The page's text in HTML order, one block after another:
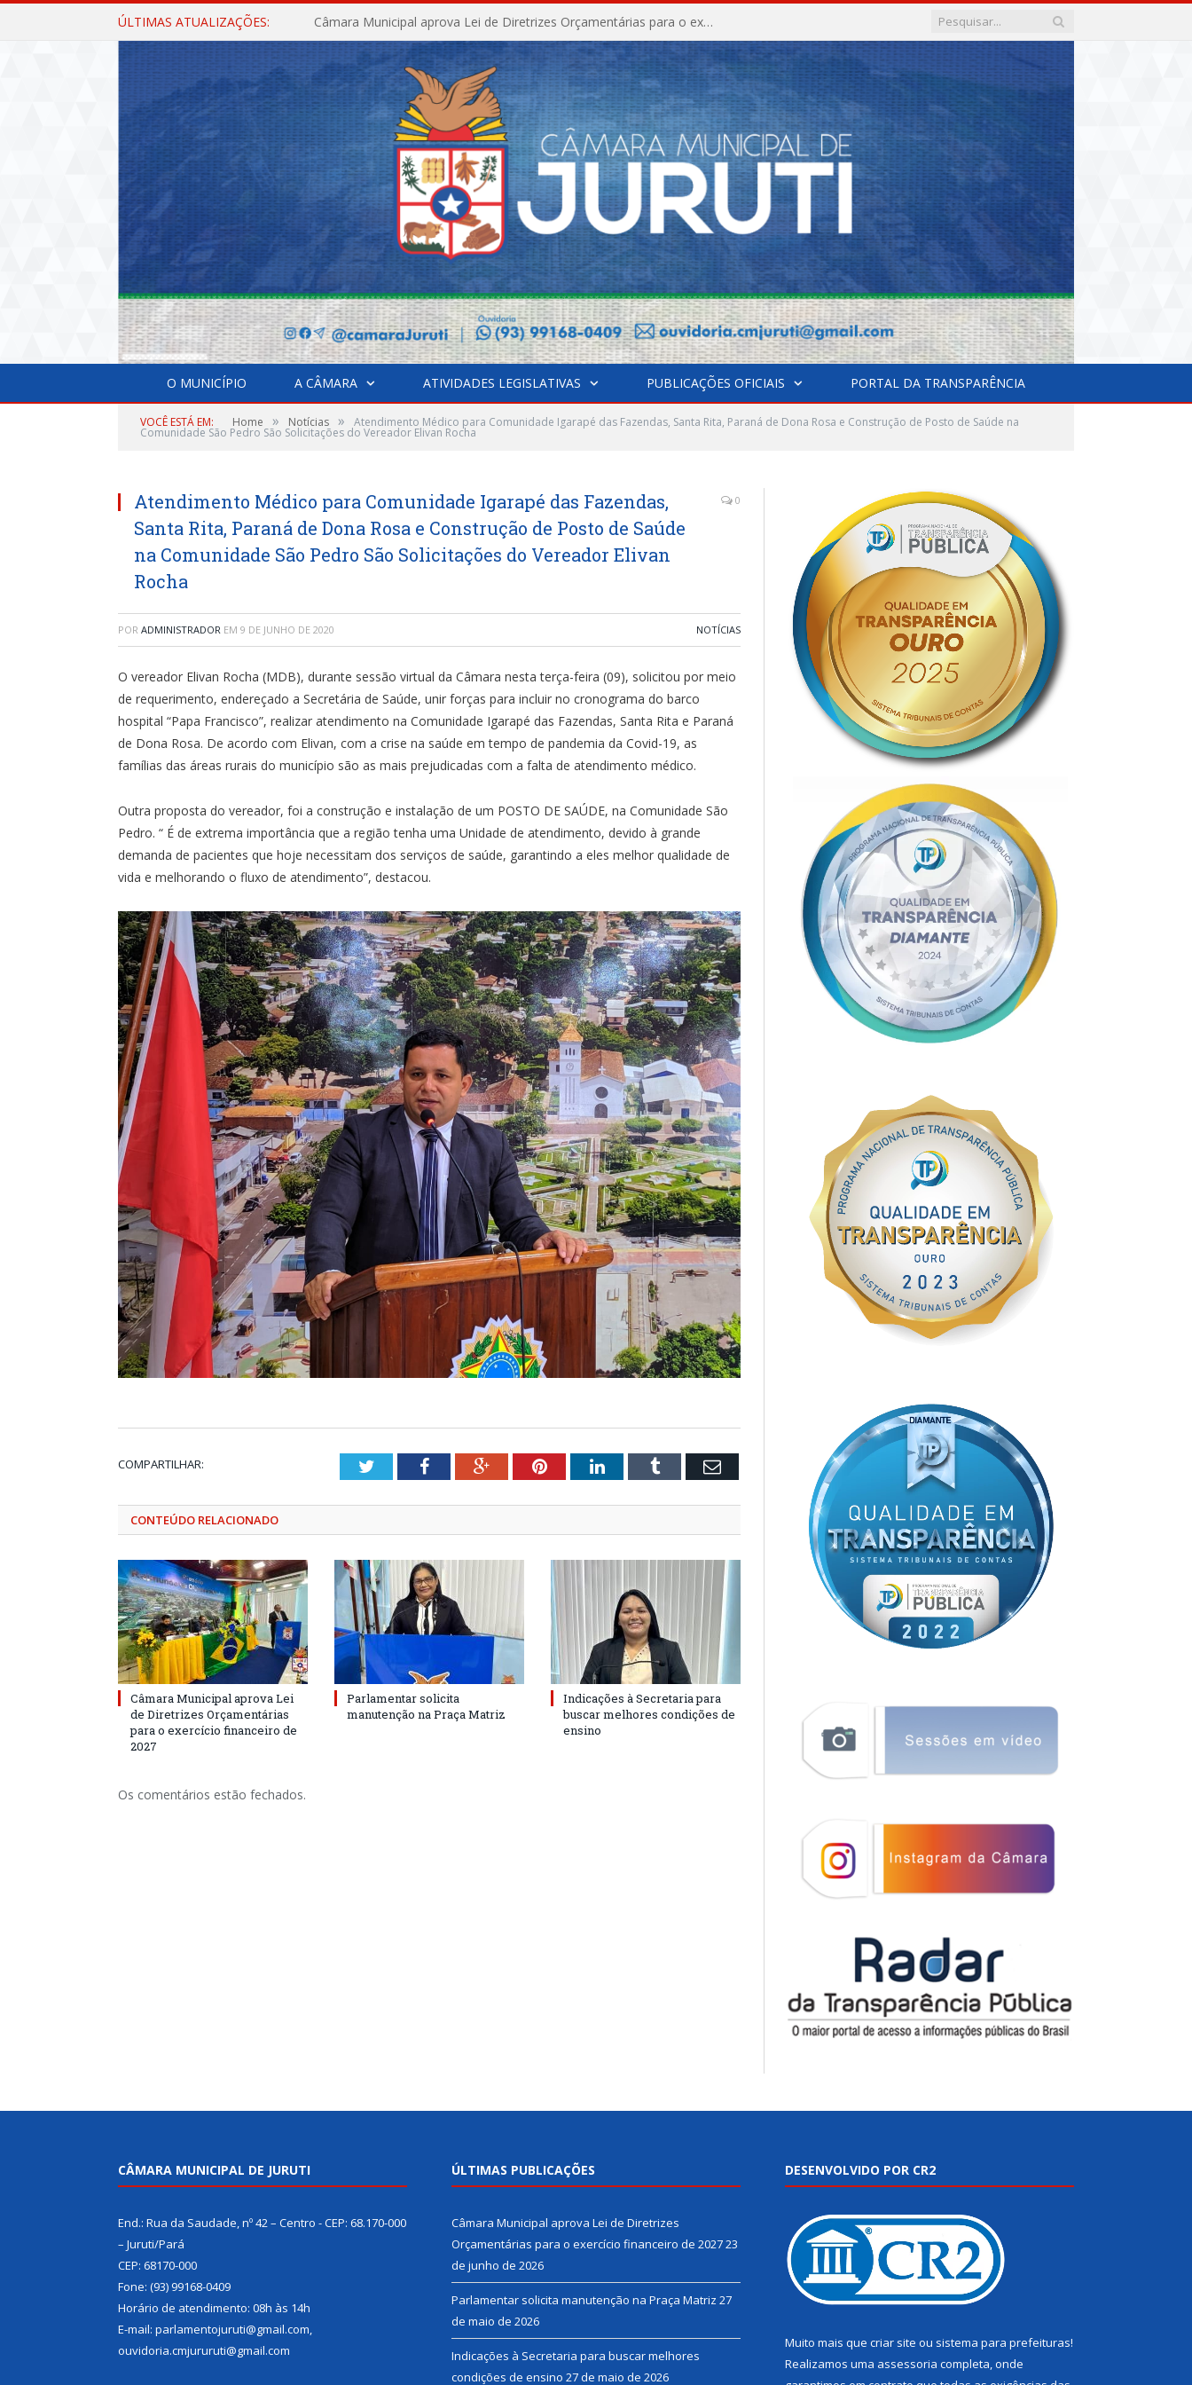
ÚLTIMAS ATUALIZAÇÕES: Câmara Municipal aprova Lei de Diretrizes Orçamentárias para o exercício financeiro de 2027
O MUNICÍPIO A CÂMARA ATIVIDADES LEGISLATIVAS PUBLICAÇÕES OFICIAIS PORTAL DA TRANSPARÊNCIA
VOCÊ ESTÁ EM: Home » Notícias » Atendimento Médico para Comunidade Igarapé das Fazendas, Santa Rita, Paraná de Dona Rosa e Construção de Posto de Saúde na
Comunidade São Pedro São Solicitações do Vereador Elivan Rocha
Atendimento Médico para Comunidade Igarapé das Fazendas,
Santa Rita, Paraná de Dona Rosa e Construção de Posto de Saúde
na Comunidade São Pedro São Solicitações do Vereador Elivan
Rocha
0
POR ADMINISTRADOR EM 9 DE JUNHO DE 2020 NOTÍCIAS
O vereador Elivan Rocha (MDB), durante sessão virtual da Câmara nesta terça-feira (09), solicitou por meio
de requerimento, endereçado a Secretária de Saúde, unir forças para incluir no cronograma do barco
hospital “Papa Francisco”, realizar atendimento na Comunidade Igarapé das Fazendas, Santa Rita e Paraná
de Dona Rosa. De acordo com Elivan, com a crise na saúde em tempo de pandemia da Covid-19, as
famílias das áreas rurais do município são as mais prejudicadas com a falta de atendimento médico.
Outra proposta do vereador, foi a construção e instalação de um POSTO DE SAÚDE, na Comunidade São
Pedro. “ É de extrema importância que a região tenha uma Unidade de atendimento, devido à grande
demanda de pacientes que hoje necessitam dos serviços de saúde, garantindo a eles melhor qualidade de
vida e melhorando o fluxo de atendimento”, destacou.
COMPARTILHAR: TwitterFacebookGoogle+PinterestLinkedInTumblr Email
CONTEÚDO RELACIONADO
Câmara Municipal aprova Lei
de Diretrizes Orçamentárias
para o exercício financeiro de
2027
Parlamentar solicita
manutenção na Praça Matriz
Indicações à Secretaria para
buscar melhores condições de
ensino
Os comentários estão fechados.
CÂMARA MUNICIPAL DE JURUTI
End.: Rua da Saudade, nº 42 – Centro - CEP: 68.170-000
– Juruti/Pará
CEP: 68170-000
Fone: (93) 99168-0409
Horário de atendimento: 08h às 14h
E-mail: parlamentojuruti@gmail.com,
ouvidoria.cmjururuti@gmail.com
ÚLTIMAS PUBLICAÇÕES
Câmara Municipal aprova Lei de Diretrizes
Orçamentárias para o exercício financeiro de 202723
de junho de 2026
Parlamentar solicita manutenção na Praça Matriz 27
de maio de 2026
Indicações à Secretaria para buscar melhores
condições de ensino 27 de maio de 2026
DESENVOLVIDO POR CR2
Muito mais que criar site ou sistema para prefeituras!
Realizamos uma assessoria completa, onde